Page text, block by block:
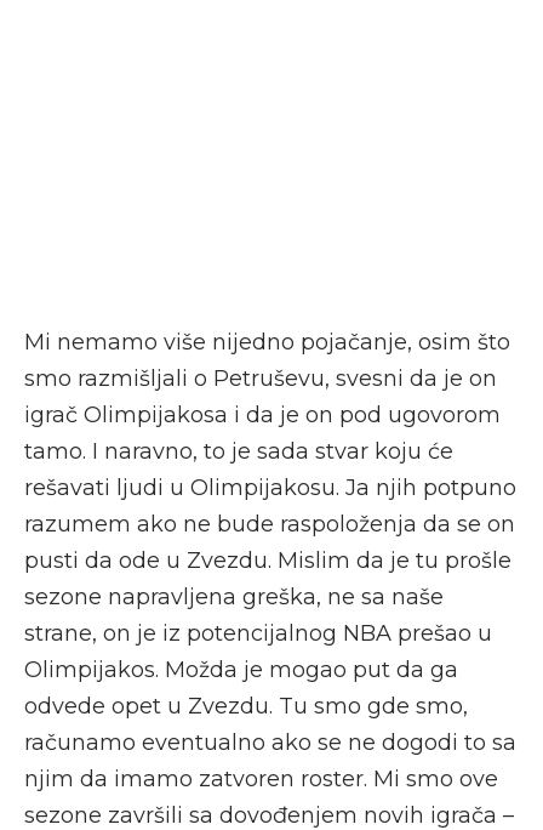
Mi nemamo više nijedno pojačanje, osim što
smo razmišljali o Petruševu, svesni da je on
igrač Olimpijakosa i da je on pod ugovorom
tamo. I naravno, to je sada stvar koju će
rešavati ljudi u Olimpijakosu. Ja njih potpuno
razumem ako ne bude raspoloženja da se on
pusti da ode u Zvezdu. Mislim da je tu prošle
sezone napravljena greška, ne sa naše
strane, on je iz potencijalnog NBA prešao u
Olimpijakos. Možda je mogao put da ga
odvede opet u Zvezdu. Tu smo gde smo,
računamo eventualno ako se ne dogodi to sa
njim da imamo zatvoren roster. Mi smo ove
sezone završili sa dovođenjem novih igrača –